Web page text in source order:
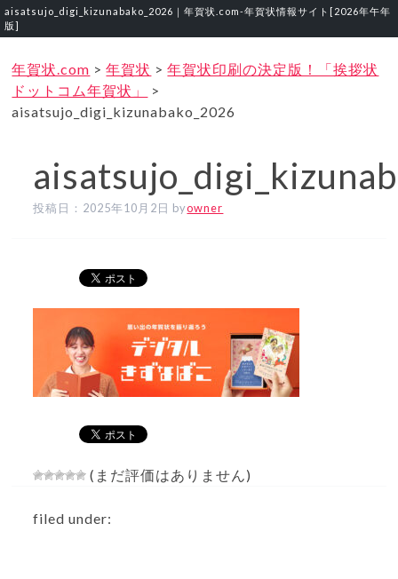
aisatsujo_digi_kizunabako_2026｜年賀状.com‐年賀状情報サイト[2026年午年
版]
年賀状.com >年賀状 >年賀状印刷の決定版！「挨拶状
ドットコム年賀状」
>
aisatsujo_digi_kizunabako_2026
投稿日： 2025年10月2日 byowner
(まだ評価はありません)
filed under: